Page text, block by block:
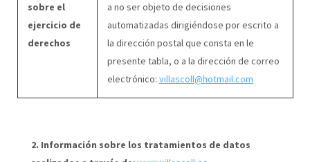
sobre el
ejercicio de
derechos
a no ser objeto de decisiones
automatizadas dirigiéndose por escrito a
la dirección postal que consta en le
presente tabla, o a la dirección de correo
electrónico: villascoll@hotmail.com
2. Información sobre los tratamientos de datos